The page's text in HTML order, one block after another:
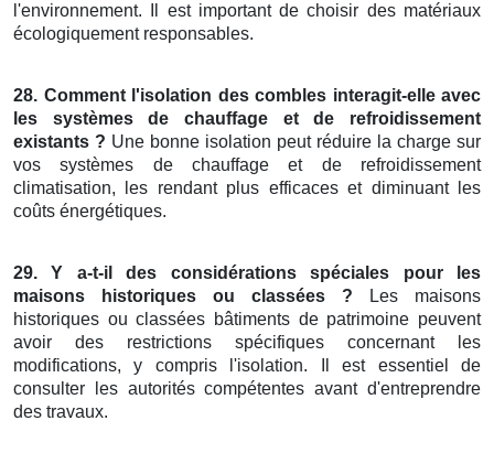
l'environnement. Il est important de choisir des matériaux
écologiquement responsables.
28. Comment l'isolation des combles interagit-elle avec
les systèmes de chauffage et de refroidissement
existants ? Une bonne isolation peut réduire la charge sur
vos systèmes de chauffage et de refroidissement
climatisation, les rendant plus efficaces et diminuant les
coûts énergétiques.
29. Y a-t-il des considérations spéciales pour les
maisons historiques ou classées ? Les maisons
historiques ou classées bâtiments de patrimoine peuvent
avoir des restrictions spécifiques concernant les
modifications, y compris l'isolation. Il est essentiel de
consulter les autorités compétentes avant d'entreprendre
des travaux.